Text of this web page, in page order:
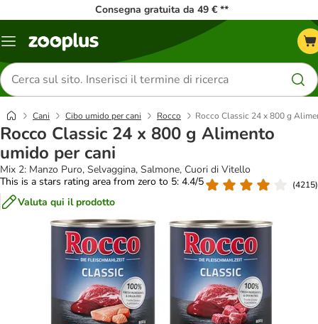
Consegna gratuita da 49 € **
Overview
Cerca
prodotti
Cani Cibo umido per cani Rocco Rocco Classic 24 x 800 g
Rocco Classic 24 x 800 g Alimento
umido per cani
Mix 2: Manzo Puro, Selvaggina, Salmone, Cuori di Vitello
This is a stars rating area from zero to 5: 4.4/5
(4215)
Valuta qui il prodotto